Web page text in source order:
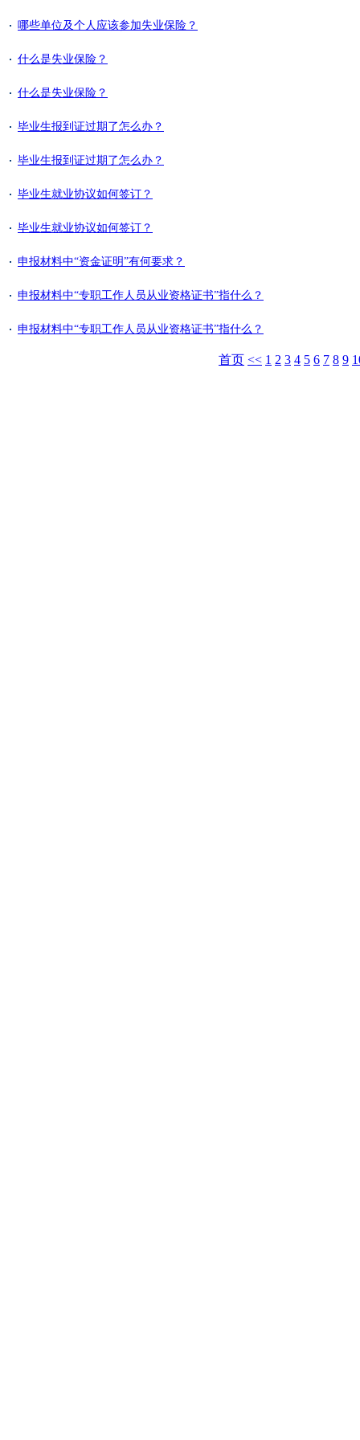
哪些单位及个人应该参加失业保险？
什么是失业保险？
什么是失业保险？
毕业生报到证过期了怎么办？
毕业生报到证过期了怎么办？
毕业生就业协议如何签订？
毕业生就业协议如何签订？
申报材料中“资金证明”有何要求？
申报材料中“专职工作人员从业资格证书”指什么？
申报材料中“专职工作人员从业资格证书”指什么？
首页 << 1 2 3 4 5 6 7 8 9